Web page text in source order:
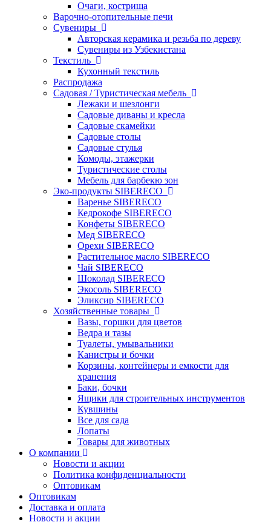
Очаги, кострища
Варочно-отопительные печи
Сувениры
Авторская керамика и резьба по дереву
Сувениры из Узбекистана
Текстиль
Кухонный текстиль
Распродажа
Садовая / Туристическая мебель
Лежаки и шезлонги
Садовые диваны и кресла
Садовые скамейки
Садовые столы
Садовые стулья
Комоды, этажерки
Туристические столы
Мебель для барбекю зон
Эко-продукты SIBERECO
Варенье SIBERECO
Кедрокофе SIBERECO
Конфеты SIBERECO
Мед SIBERECO
Орехи SIBERECO
Растительное масло SIBERECO
Чай SIBERECO
Шоколад SIBERECO
Экосоль SIBERECO
Эликсир SIBERECO
Хозяйственные товары
Вазы, горшки для цветов
Ведра и тазы
Туалеты, умывальники
Канистры и бочки
Корзины, контейнеры и емкости для
хранения
Баки, бочки
Ящики для строительных инструментов
Кувшины
Все для сада
Лопаты
Товары для животных
О компании
Новости и акции
Политика конфиденциальности
Оптовикам
Оптовикам
Доставка и оплата
Новости и акции